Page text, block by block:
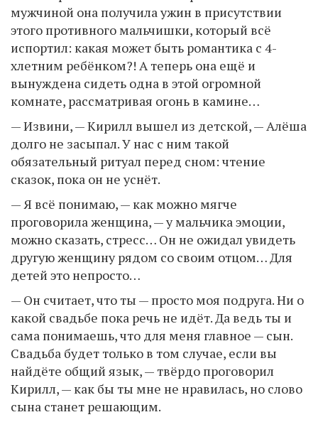
мужчиной она получила ужин в присутствии
этого противного мальчишки, который всё
испортил: какая может быть романтика с 4-
хлетним ребёнком?! А теперь она ещё и
вынуждена сидеть одна в этой огромной
комнате, рассматривая огонь в камине…
— Извини, — Кирилл вышел из детской, — Алёша
долго не засыпал. У нас с ним такой
обязательный ритуал перед сном: чтение
сказок, пока он не уснёт.
— Я всё понимаю, — как можно мягче
проговорила женщина, — у мальчика эмоции,
можно сказать, стресс… Он не ожидал увидеть
другую женщину рядом со своим отцом… Для
детей это непросто…
— Он считает, что ты — просто моя подруга. Ни о
какой свадьбе пока речь не идёт. Да ведь ты и
сама понимаешь, что для меня главное — сын.
Свадьба будет только в том случае, если вы
найдёте общий язык, — твёрдо проговорил
Кирилл, — как бы ты мне не нравилась, но слово
сына станет решающим.